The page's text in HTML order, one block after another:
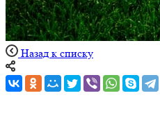
Назад к списку